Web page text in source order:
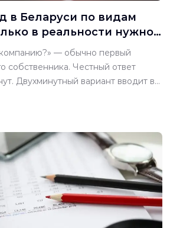
в Беларуси по видам
в реальности нужно
компанию?» — обычно первый
собственника. Честный ответ
Двухминутный вариант вводит в
закон позволяет
подпишете серьёзную аренду и не
контрагентом.
и рабочий минимум […]